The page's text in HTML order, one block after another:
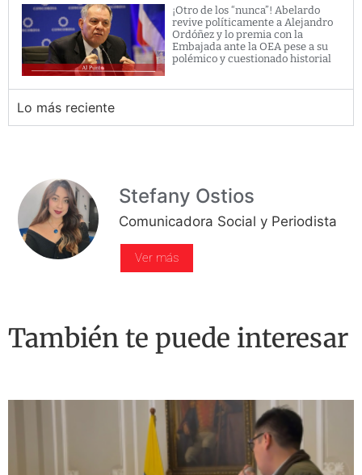
¡Otro de los “nunca”! Abelardo
revive políticamente a Alejandro
Ordóñez y lo premia con la
Embajada ante la OEA pese a su
polémico y cuestionado historial
Lo más reciente
Stefany Ostios
Comunicadora Social y Periodista
Ver más
También te puede interesar